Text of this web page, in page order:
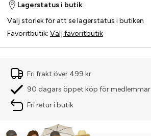
Lagerstatus i butik
Välj storlek för att se lagerstatus i butiken
Favoritbutik: Välj favoritbutik
Fri frakt över 499 kr
90 dagars öppet köp för medlemmar
Fri retur i butik